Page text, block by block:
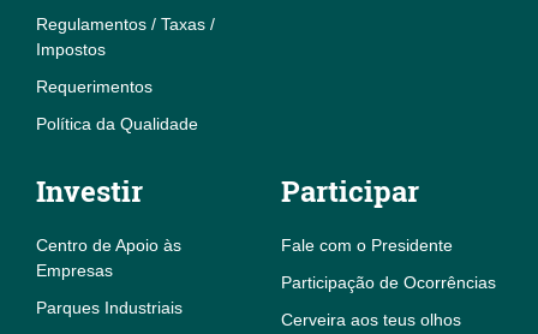
Regulamentos / Taxas /
Impostos
Requerimentos
Política da Qualidade
Investir
Centro de Apoio às
Empresas
Parques Industriais
Participar
Fale com o Presidente
Participação de Ocorrências
Cerveira aos teus olhos